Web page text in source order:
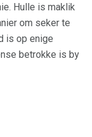
Hulle is maklik
om seker te
is op enige
betrokke is by